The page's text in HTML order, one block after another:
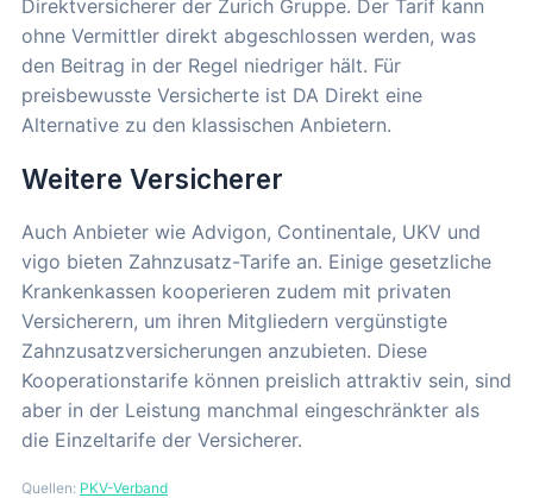
Direktversicherer der Zurich Gruppe. Der Tarif kann
ohne Vermittler direkt abgeschlossen werden, was
den Beitrag in der Regel niedriger hält. Für
preisbewusste Versicherte ist DA Direkt eine
Alternative zu den klassischen Anbietern.
Weitere Versicherer
Auch Anbieter wie Advigon, Continentale, UKV und
vigo bieten Zahnzusatz-Tarife an. Einige gesetzliche
Krankenkassen kooperieren zudem mit privaten
Versicherern, um ihren Mitgliedern vergünstigte
Zahnzusatzversicherungen anzubieten. Diese
Kooperationstarife können preislich attraktiv sein, sind
aber in der Leistung manchmal eingeschränkter als
die Einzeltarife der Versicherer.
Quellen: PKV-Verband